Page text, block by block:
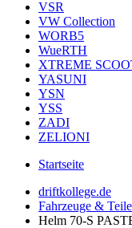
VSR
VW Collection
WORB5
WueRTH
XTREME
YASUNI
YSN
YSS
ZADI
ZELIONI
Startseite
driftkollege.de
Fahrzeuge & Teile
Helm 70-S